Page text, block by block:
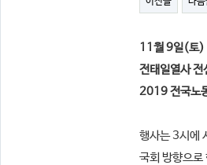
11월 9일(토)
전태일열사 전
2019 전국노
행사는 3시에
국회 방향으로